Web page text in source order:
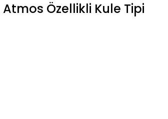
Özellikli Kule Tipi